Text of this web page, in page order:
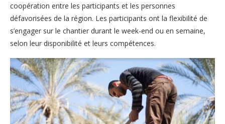
coopération entre les participants et les personnes
défavorisées de la région. Les participants ont la flexibilité de
s’engager sur le chantier durant le week-end ou en semaine,
selon leur disponibilité et leurs compétences.